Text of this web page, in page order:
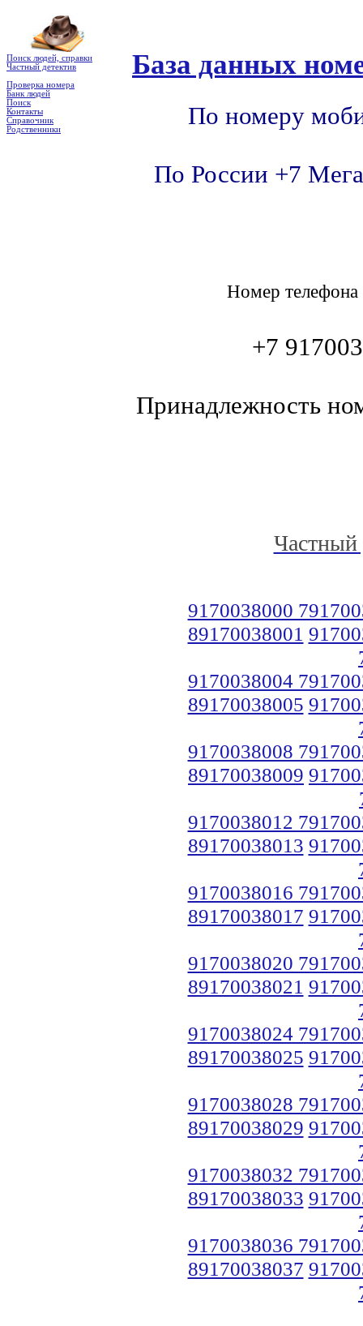
Поиск людей, справки
Частный детектив
Проверка номера
Банк людей
Поиск
Контакты
Справочник
Родственники
База данных
По номеру
По России +7
Номер
+7
Принадлежность
Частный
9170038000
89170038001
9170038004
89170038005
9170038008
89170038009
9170038012
89170038013
9170038016
89170038017
9170038020
89170038021
9170038024
89170038025
9170038028
89170038029
9170038032
89170038033
9170038036
89170038037